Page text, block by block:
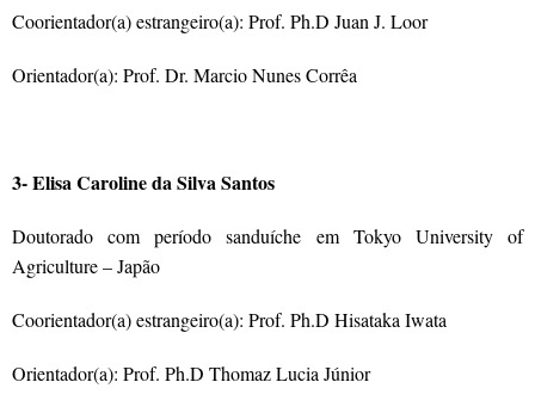
Coorientador(a) estrangeiro(a): Prof. Ph.D Juan J. Loor
Orientador(a): Prof. Dr. Marcio Nunes Corrêa
3- Elisa Caroline da Silva Santos
Doutorado com período sanduíche em Tokyo University of
Agriculture – Japão
Coorientador(a) estrangeiro(a): Prof. Ph.D Hisataka Iwata
Orientador(a): Prof. Ph.D Thomaz Lucia Júnior